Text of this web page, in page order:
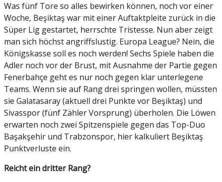
Was fünf Tore so alles bewirken können, noch vor einer
Woche, Beşiktaş war mit einer Auftaktpleite zurück in die
Süper Lig gestartet, herrschte Tristesse. Nun aber zeigt
man sich höchst angriffslustig. Europa League? Nein, die
Königskasse soll es noch werden! Sechs Spiele haben die
Adler noch vor der Brust, mit Ausnahme der Partie gegen
Fenerbahçe geht es nur noch gegen klar unterlegene
Teams. Wenn sie auf Rang drei springen wollen, müssten
sie Galatasaray (aktuell drei Punkte vor Beşiktaş) und
Sivasspor (fünf Zähler Vorsprung) überholen. Die Löwen
erwarten noch zwei Spitzenspiele gegen das Top-Duo
Başakşehir und Trabzonspor, hier kalkuliert Beşiktaş
Punktverluste ein.
Reicht ein dritter Rang?